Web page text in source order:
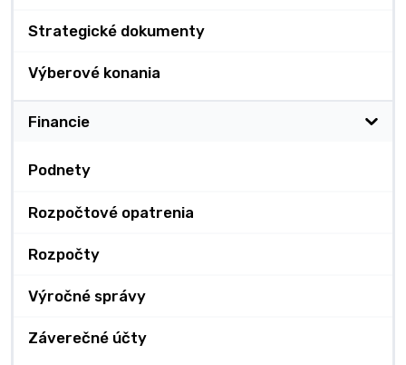
Strategické dokumenty
Výberové konania
Financie
Podnety
Rozpočtové opatrenia
Rozpočty
Výročné správy
Záverečné účty